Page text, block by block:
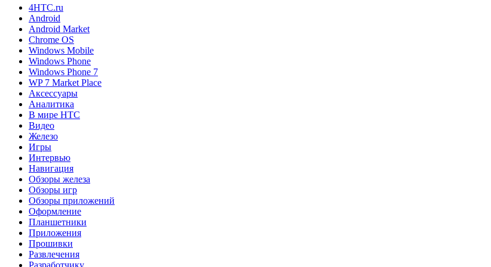
4HTC.ru
Android
Android Market
Chrome OS
Windows Mobile
Windows Phone
Windows Phone 7
WP 7 Market Place
Аксессуары
Аналитика
В мире HTC
Видео
Железо
Игры
Интервью
Навигация
Обзоры железа
Обзоры игр
Обзоры приложений
Оформление
Планшетники
Приложения
Прошивки
Развлечения
Разработчику